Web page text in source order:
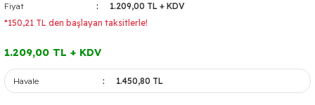
Fiyat
1.209,00 TL + KDV
*150,21 TL den başlayan taksitlerle!
1.209,00 TL + KDV
Havale 1.450,80 TL